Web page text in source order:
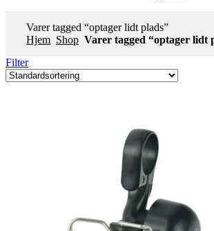
Varer tagged “optager lidt plads”
Hjem Shop Varer tagged “optager lidt
Filter